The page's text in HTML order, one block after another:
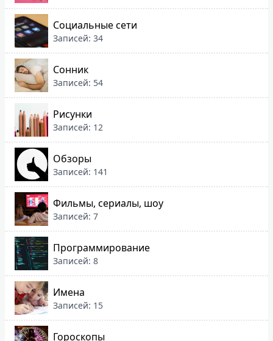
Социальные сети
Записей: 34
Сонник
Записей: 54
Рисунки
Записей: 12
Обзоры
Записей: 141
Фильмы, сериалы, шоу
Записей: 7
Программирование
Записей: 8
Имена
Записей: 15
Гороскопы